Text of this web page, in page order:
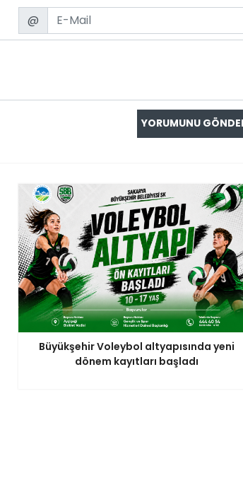
Email
@
Büyükşehir Voleybol altyapısında yeni
dönem kayıtları başladı